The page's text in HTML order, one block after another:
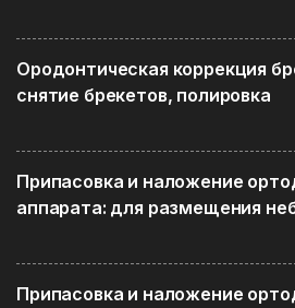
Ородонтическая коррекция
снятие брекетов, полировка
Припасовка и наложение
аппарата: для размещения
Припасовка и наложение